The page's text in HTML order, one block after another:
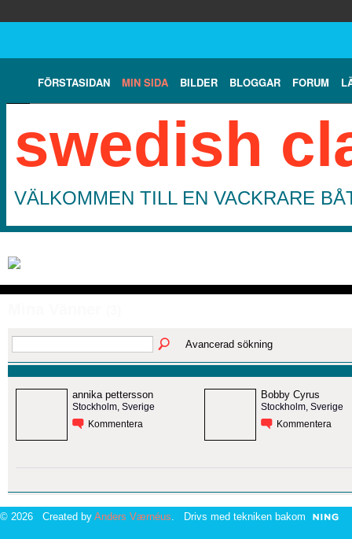
FÖRSTASIDAN MIN SIDA BILDER BLOGGAR FORUM
swedish
VÄLKOMMEN TILL EN VACKRARE
Avancerad sökning
annika pettersson
Stockholm, Sverige
Kommentera
Bobby Cyrus
Stockholm, Sverige
Kommentera
© 2026 Created by Anders Værnéus . Drivs med tekniken bakom